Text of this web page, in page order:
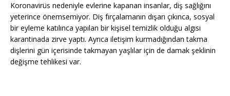
Koronavirüs nedeniyle evlerine kapanan insanlar, diş sağlığını
yeterince önemsemiyor. Diş fırçalamanın dışarı çıkınca, sosyal
bir eyleme katılınca yapılan bir kişisel temizlik olduğu algısı
karantinada zirve yaptı. Ayrıca iletişim kurmadığından takma
dişlerini gün içerisinde takmayan yaşlılar için de damak şeklinin
değişme tehlikesi var.